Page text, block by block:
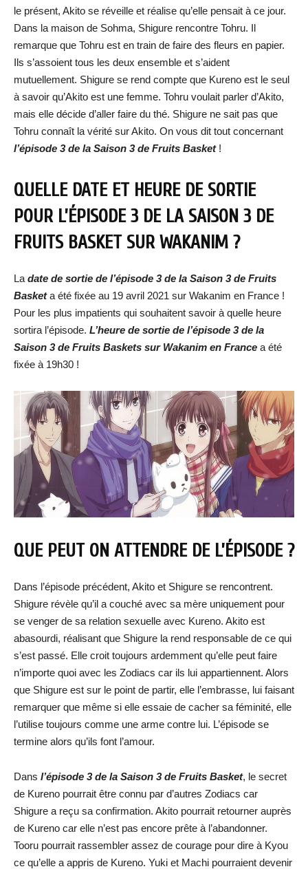
le présent, Akito se réveille et réalise qu’elle pensait à ce jour.
Dans la maison de Sohma, Shigure rencontre Tohru. Il
remarque que Tohru est en train de faire des fleurs en papier.
Ils s’assoient tous les deux ensemble et s’aident
mutuellement. Shigure se rend compte que Kureno est le seul
à savoir qu’Akito est une femme. Tohru voulait parler d’Akito,
mais elle décide d’aller faire du thé. Shigure ne sait pas que
Tohru connaît la vérité sur Akito. On vous dit tout concernant
l’épisode 3 de la Saison 3 de Fruits Basket!
QUELLE DATE ET HEURE DE SORTIE
POUR L’ÉPISODE 3 DE LA SAISON 3 DE
FRUITS BASKET SUR WAKANIM ?
La date de sortie de l’épisode 3 de la Saison 3 de Fruits
Basketa été fixée au 19 avril 2021 sur Wakanim en France !
Pour les plus impatients qui souhaitent savoir à quelle heure
sortira l’épisode. L’heure de sortie de l’épisode 3 de la
Saison 3 de Fruits Baskets sur Wakanim en France a été
fixée à 19h30 !
QUE PEUT ON ATTENDRE DE L’ÉPISODE ?
Dans l’épisode précédent, Akito et Shigure se rencontrent.
Shigure révèle qu’il a couché avec sa mère uniquement pour
se venger de sa relation sexuelle avec Kureno. Akito est
abasourdi, réalisant que Shigure la rend responsable de ce qui
s’est passé. Elle croit toujours ardemment qu’elle peut faire
n’importe quoi avec les Zodiacs car ils lui appartiennent. Alors
que Shigure est sur le point de partir, elle l’embrasse, lui faisant
remarquer que même si elle essaie de cacher sa féminité, elle
l’utilise toujours comme une arme contre lui. L’épisode se
termine alors qu’ils font l’amour.
Dans l’épisode 3 de la Saison 3 de Fruits Basket, le secret
de Kureno pourrait être connu par d’autres Zodiacs car
Shigure a reçu sa confirmation. Akito pourrait retourner auprès
de Kureno car elle n’est pas encore prête à l’abandonner.
Tooru pourrait rassembler assez de courage pour dire à Kyou
ce qu’elle a appris de Kureno. Yuki et Machi pourraient devenir